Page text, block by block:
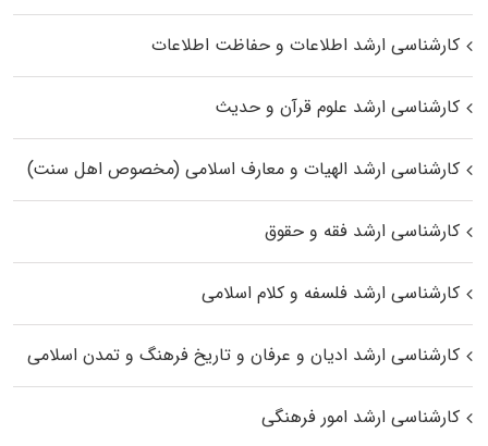
کارشناسی ارشد اطلاعات و حفاظت اطلاعات
کارشناسی ارشد علوم قرآن و حدیث
کارشناسی ارشد الهیات و معارف اسلامی (مخصوص اهل سنت)
کارشناسی ارشد فقه و حقوق
کارشناسی ارشد فلسفه و کلام اسلامی
کارشناسی ارشد ادیان و عرفان و تاریخ فرهنگ و تمدن اسلامی
کارشناسی ارشد امور فرهنگی